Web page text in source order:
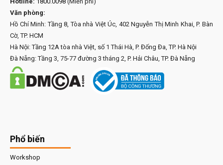
Văn phòng:
Hồ Chí Minh: Tầng 8, Tòa nhà Việt Úc, 402 Nguyễn Thị Minh Khai, P. Bàn
Cờ, TP. HCM
Hà Nội: Tầng 12A tòa nhà Việt, số 1 Thái Hà, P. Đống Đa, TP. Hà Nội
Đà Nẵng: Tầng 3, 75-77 đường 3 tháng 2, P. Hải Châu, TP. Đà Nẵng
Phổ biến
Workshop